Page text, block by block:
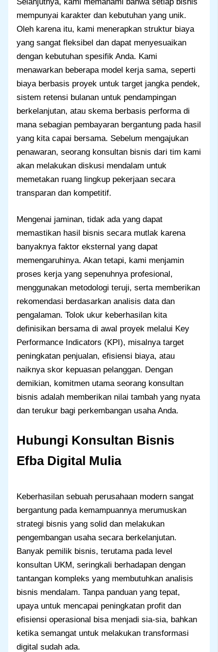
Selanjutnya, kami memahami bahwa setiap bisnis
mempunyai karakter dan kebutuhan yang unik.
Oleh karena itu, kami menerapkan struktur biaya
yang sangat fleksibel dan dapat menyesuaikan
dengan kebutuhan spesifik Anda. Kami
menawarkan beberapa model kerja sama, seperti
biaya berbasis proyek untuk target jangka pendek,
sistem retensi bulanan untuk pendampingan
berkelanjutan, atau skema berbasis performa di
mana sebagian pembayaran bergantung pada hasil
yang kita capai bersama. Sebelum mengajukan
penawaran, seorang konsultan bisnis dari tim kami
akan melakukan diskusi mendalam untuk
memetakan ruang lingkup pekerjaan secara
transparan dan kompetitif.
Mengenai jaminan, tidak ada yang dapat
memastikan hasil bisnis secara mutlak karena
banyaknya faktor eksternal yang dapat
memengaruhinya. Akan tetapi, kami menjamin
proses kerja yang sepenuhnya profesional,
menggunakan metodologi teruji, serta memberikan
rekomendasi berdasarkan analisis data dan
pengalaman. Tolok ukur keberhasilan kita
definisikan bersama di awal proyek melalui Key
Performance Indicators (KPI), misalnya target
peningkatan penjualan, efisiensi biaya, atau
naiknya skor kepuasan pelanggan. Dengan
demikian, komitmen utama seorang konsultan
bisnis adalah memberikan nilai tambah yang nyata
dan terukur bagi perkembangan usaha Anda.
Hubungi Konsultan Bisnis
Efba Digital Mulia
Keberhasilan sebuah perusahaan modern sangat
bergantung pada kemampuannya merumuskan
strategi bisnis yang solid dan melakukan
pengembangan usaha secara berkelanjutan.
Banyak pemilik bisnis, terutama pada level
konsultan UKM, seringkali berhadapan dengan
tantangan kompleks yang membutuhkan analisis
bisnis mendalam. Tanpa panduan yang tepat,
upaya untuk mencapai peningkatan profit dan
efisiensi operasional bisa menjadi sia-sia, bahkan
ketika semangat untuk melakukan transformasi
digital sudah ada.